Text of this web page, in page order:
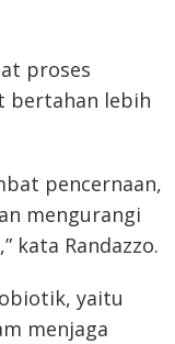
proses
bertahan lebih
pencernaan,
mengurangi
kata Randazzo.
yaitu
menjaga